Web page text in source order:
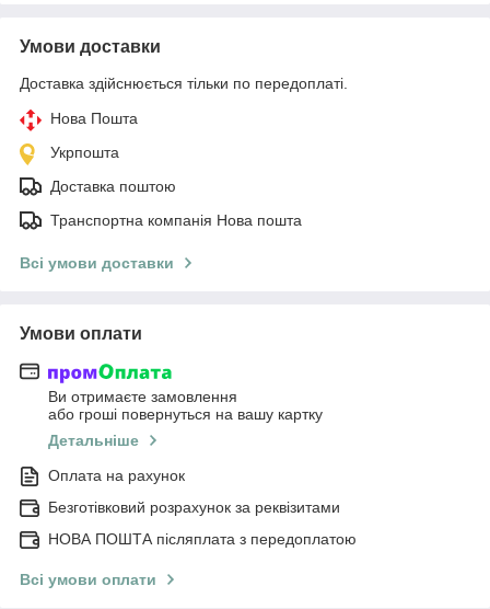
Умови доставки
Доставка здійснюється тільки по передоплаті.
Нова Пошта
Укрпошта
Доставка поштою
Транспортна компанія Нова пошта
Всі умови доставки
Умови оплати
Ви отримаєте замовлення
або гроші повернуться на вашу картку
Детальніше
Оплата на рахунок
Безготівковий розрахунок за реквізитами
НОВА ПОШТА післяплата з передоплатою
Всі умови оплати